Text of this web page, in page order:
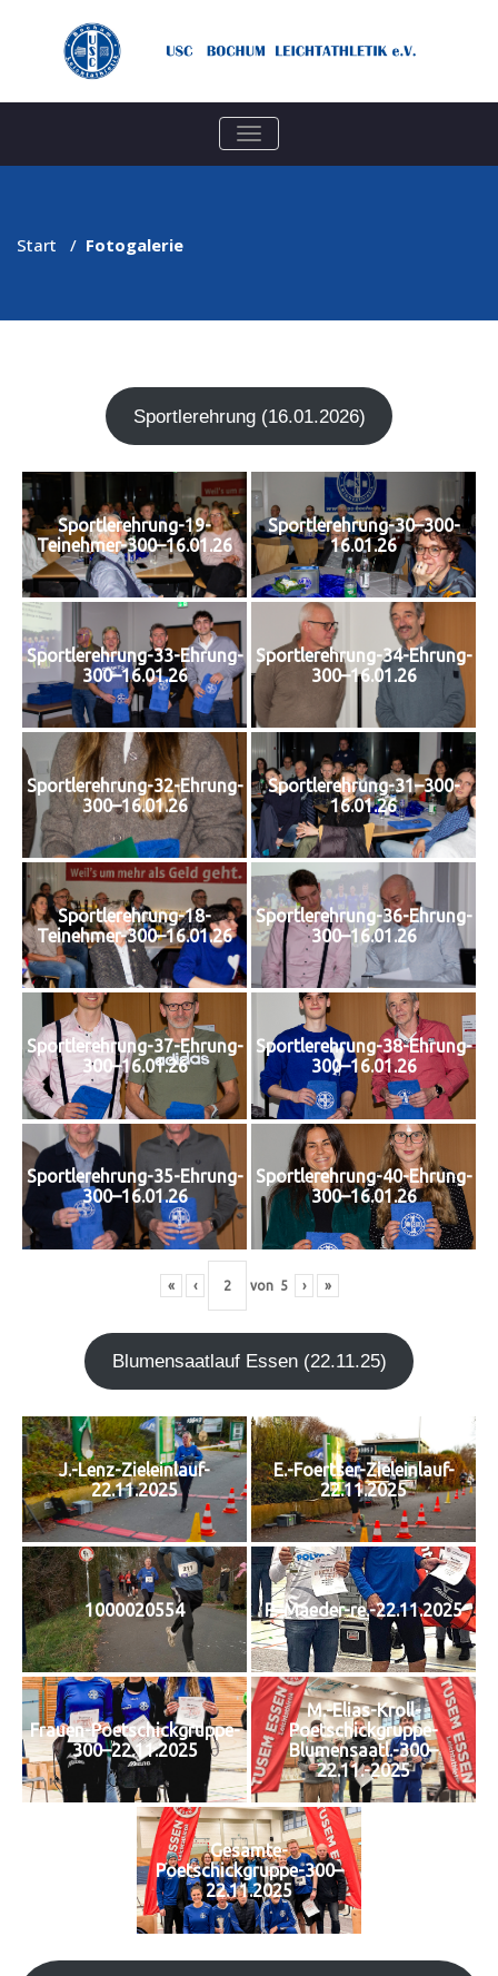
TOGGLE
NAVIGATION
Start / Fotogalerie
Sport­ler­eh­rung (16.01.2026)
Sportlerehrung-19-
Teinehmer-300–16.01.26
Sportlerehrung-30–300-
16.01.26
Sportlerehrung-33-Ehrung-
300–16.01.26
Sportlerehrung-34-Ehrung-
300–16.01.26
Sportlerehrung-32-Ehrung-
300–16.01.26
Sportlerehrung-31–300-
16.01.26
Sportlerehrung-18-
Teinehmer-300–16.01.26
Sportlerehrung-36-Ehrung-
300–16.01.26
Sportlerehrung-37-Ehrung-
300–16.01.26
Sportlerehrung-38-Ehrung-
300–16.01.26
Sportlerehrung-35-Ehrung-
300–16.01.26
Sportlerehrung-40-Ehrung-
300–16.01.26
« ‹ von 5 › »
Blu­men­saat­lauf Essen (22.11.25)
J.-Lenz-Zieleinlauf-
22.11.2025
E.-Foertser-Zieleinlauf-
22.11.2025
1000020554 P.-Maeder-re.-22.11.2025
Frauen-Poetschickgruppe-
300–22.11.2025
M.-Elias-Kroll-
Poetschickgruppe-
Blumensaatl.-300–
22.11.-2025
Gesamte-
Poetschickgruppe-300–
22.11.2025